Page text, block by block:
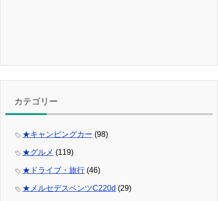
カテゴリー
★キャンピングカー (98)
★グルメ (119)
★ドライブ・旅行 (46)
★メルセデスベンツC220d (29)